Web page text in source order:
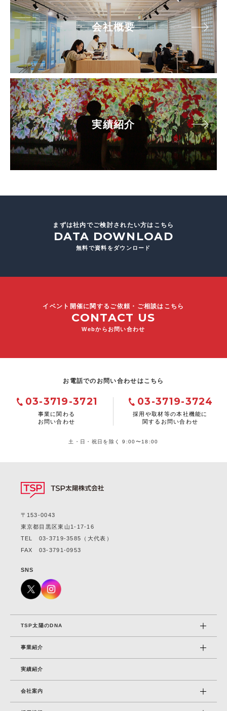
会社概要
実績紹介
まずは社内でご検討されたい方はこちら
DATA DOWNLOAD
無料で資料をダウンロード
イベント開催に関するご依頼・ご相談はこちら
CONTACT US
Webからお問い合わせ
お電話でのお問い合わせはこちら
03-3719-3721
事業に関わる
お問い合わせ
03-3719-3724
採用や取材等の本社機能に
関するお問い合わせ
土・日・祝日を除く 9:00〜18:00
〒153-0043
東京都目黒区東山1-17-16
TEL 03-3719-3585
（大代表）
FAX 03-3791-0953
SNS
TSP太陽のDNA
事業紹介
実績紹介
会社案内